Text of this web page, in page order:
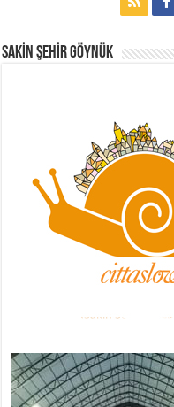
Sakİn Şehİr GÖYNÜK